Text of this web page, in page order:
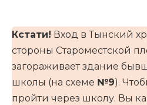
Кстати! Вход в Тынский
стороны Староместской
загораживает здание
школы (на схеме №9).
пройти через школу. Вы